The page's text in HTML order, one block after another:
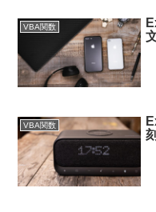
VBA関数
VBA関数